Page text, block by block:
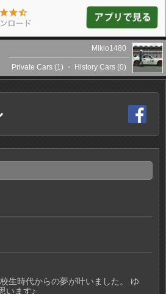
Mikio1480
Private Cars (1) ・ History Cars (0)
生時代からの夢が叶いました。 ゆ
います♪